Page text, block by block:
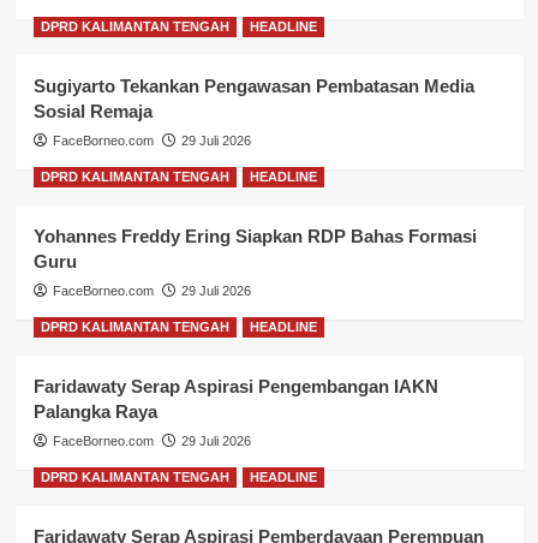
DPRD KALIMANTAN TENGAH HEADLINE
Sugiyarto Tekankan Pengawasan Pembatasan Media
Sosial Remaja
FaceBorneo.com 29 Juli 2026
DPRD KALIMANTAN TENGAH HEADLINE
Yohannes Freddy Ering Siapkan RDP Bahas Formasi
Guru
FaceBorneo.com 29 Juli 2026
DPRD KALIMANTAN TENGAH HEADLINE
Faridawaty Serap Aspirasi Pengembangan IAKN
Palangka Raya
FaceBorneo.com 29 Juli 2026
DPRD KALIMANTAN TENGAH HEADLINE
Faridawaty Serap Aspirasi Pemberdayaan Perempuan